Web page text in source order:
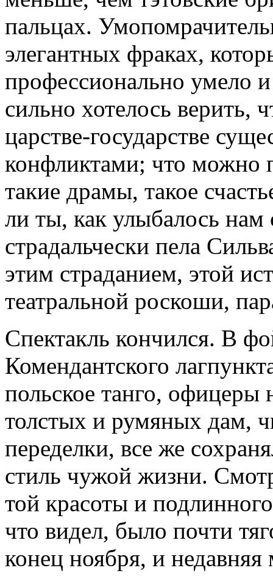
пальцах.
элегантных фраках,
профессионально умело
сильно хотелось верить,
царстве-государстве
конфликтами; что можно
такие драмы, такое
ли ты, как улыбалось
страдальчески пела
этим страданием, этой
театральной роскоши,
Спектакль кончился. В
Комендантского
польское танго, офицеры
толстых и румяных дам,
переделки, все же
стиль чужой жизни.
той красоты и
что видел, было почти
конец ноября, и